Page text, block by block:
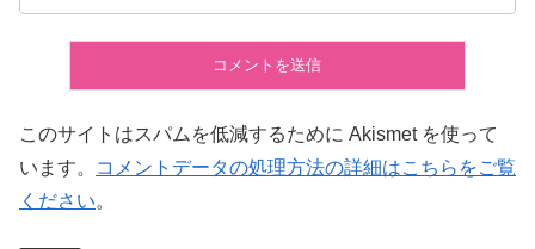
このサイトはスパムを低減するために Akismet を使って
います。
コメントデータの処理方法の詳細はこちらをご覧
ください。